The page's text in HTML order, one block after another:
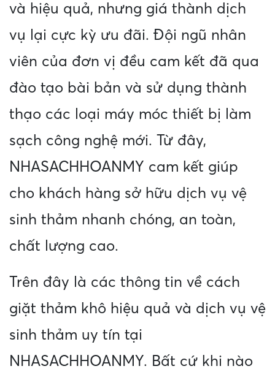
và hiệu quả, nhưng giá thành dịch
vụ lại cực kỳ ưu đãi. Đội ngũ nhân
viên của đơn vị đều cam kết đã qua
đào tạo bài bản và sử dụng thành
thạo các loại máy móc thiết bị làm
sạch công nghệ mới. Từ đây,
NHASACHHOANMY cam kết giúp
cho khách hàng sở hữu dịch vụ vệ
sinh thảm nhanh chóng, an toàn,
chất lượng cao.
Trên đây là các thông tin về cách
giặt thảm khô hiệu quả và dịch vụ vệ
sinh thảm uy tín tại
NHASACHHOANMY. Bất cứ khi nào